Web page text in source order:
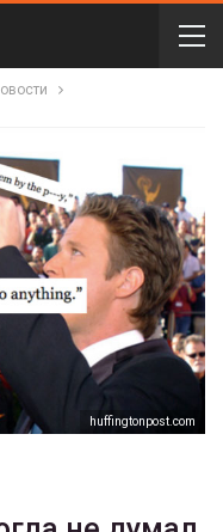
huffingtonpost.com